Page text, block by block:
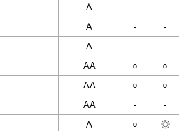
A - -
A - -
A - -
AA ○ ○
AA ○ ○
AA - -
A ○ ◎